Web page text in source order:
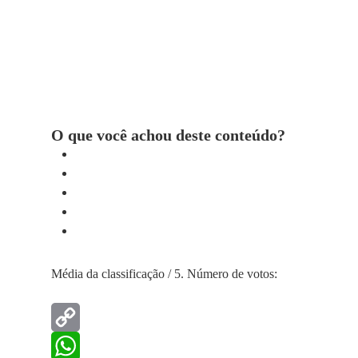
O que você achou deste conteúdo?
Média da classificação / 5. Número de votos:
Copy